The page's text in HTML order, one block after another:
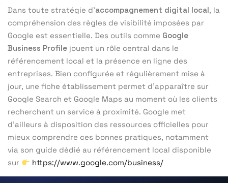
Dans toute stratégie d’accompagnement digital local, la
compréhension des règles de visibilité imposées par
Google est essentielle. Des outils comme Google
Business Profile jouent un rôle central dans le
référencement local et la présence en ligne des
entreprises. Bien configurée et régulièrement mise à
jour, une fiche établissement permet d’apparaître sur
Google Search et Google Maps au moment où les clients
recherchent un service à proximité. Google met
d’ailleurs à disposition des ressources officielles pour
mieux comprendre ces bonnes pratiques, notamment
via son guide dédié au référencement local disponible
sur
https://www.google.com/business/